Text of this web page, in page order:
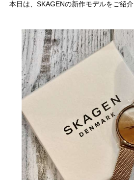
本日は、SKAGENの新作モデルをご紹介